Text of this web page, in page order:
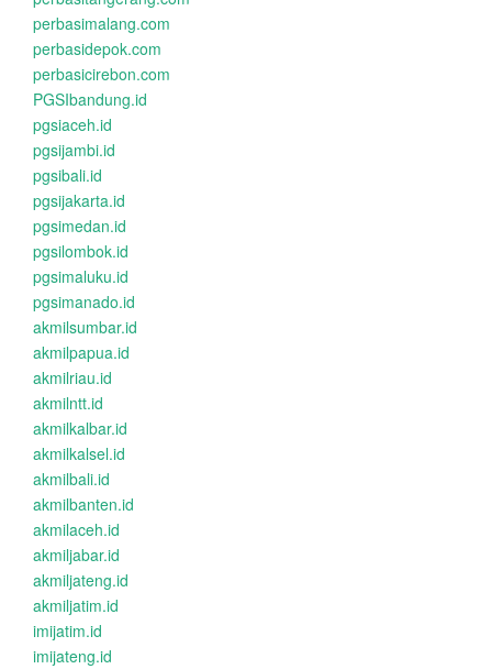
perbasimalang.com
perbasidepok.com
perbasicirebon.com
PGSIbandung.id
pgsiaceh.id
pgsijambi.id
pgsibali.id
pgsijakarta.id
pgsimedan.id
pgsilombok.id
pgsimaluku.id
pgsimanado.id
akmilsumbar.id
akmilpapua.id
akmilriau.id
akmilntt.id
akmilkalbar.id
akmilkalsel.id
akmilbali.id
akmilbanten.id
akmilaceh.id
akmiljabar.id
akmiljateng.id
akmiljatim.id
imijatim.id
imijateng.id